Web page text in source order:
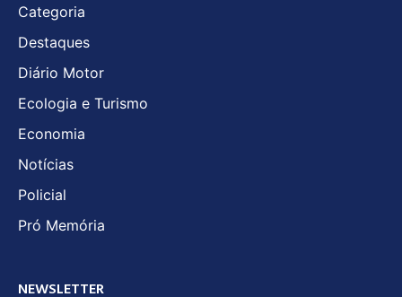
Categoria
Destaques
Diário Motor
Ecologia e Turismo
Economia
Notícias
Policial
Pró Memória
NEWSLETTER